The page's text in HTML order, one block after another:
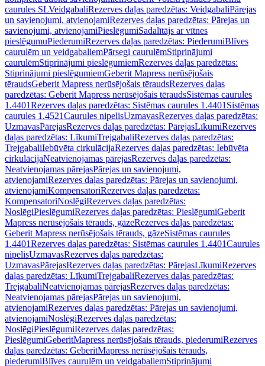
caurules SLVeidgabaliRezerves daļas paredzētas: VeidgabaliPārejas
un savienojumi, atvienojamiRezerves daļas paredzētas: Pārejas un
savienojumi, atvienojamiPieslēgumiSadalītājs ar vītnes
pieslēgumuPiederumiRezerves daļas paredzētas: PiederumiBlīves
caurulēm un veidgabaliemPārsegi caurulēmStiprinājumi
caurulēmStiprinājumi pieslēgumiemRezerves daļas paredzētas:
Stiprinājumi pieslēgumiemGeberit Mapress nerūsējošais
tēraudsGeberit Mapress nerūsējošais tēraudsRezerves daļas
paredzētas: Geberit Mapress nerūsējošais tēraudsSistēmas caurules
1.4401Rezerves daļas paredzētas: Sistēmas caurules 1.4401 Sistēmas
caurules 1.4521Caurules nipelisUzmavasRezerves daļas paredzētas:
UzmavasPārejasRezerves daļas paredzētas: PārejasLīkumiRezerves
daļas paredzētas: LīkumiTrejgabaliRezerves daļas paredzētas:
TrejgabaliIebūvēta cirkulācijaRezerves daļas paredzētas: Iebūvēta
cirkulācijaNeatvienojamas pārejasRezerves daļas paredzētas:
Neatvienojamas pārejasPārejas un savienojumi,
atvienojamiRezerves daļas paredzētas: Pārejas un savienojumi,
atvienojamiKompensatoriRezerves daļas paredzētas:
KompensatoriNoslēgiRezerves daļas paredzētas:
NoslēgiPieslēgumiRezerves daļas paredzētas: PieslēgumiGeberit
Mapress nerūsējošais tērauds, gāzeRezerves daļas paredzētas:
Geberit Mapress nerūsējošais tērauds, gāzeSistēmas caurules
1.4401Rezerves daļas paredzētas: Sistēmas caurules 1.4401Caurules
nipelisUzmavasRezerves daļas paredzētas:
UzmavasPārejasRezerves daļas paredzētas: PārejasLīkumiRezerves
daļas paredzētas: LīkumiTrejgabaliRezerves daļas paredzētas:
TrejgabaliNeatvienojamas pārejasRezerves daļas paredzētas:
Neatvienojamas pārejasPārejas un savienojumi,
atvienojamiRezerves daļas paredzētas: Pārejas un savienojumi,
atvienojamiNoslēgiRezerves daļas paredzētas:
NoslēgiPieslēgumiRezerves daļas paredzētas:
PieslēgumiGeberitMapress nerūsējošais tērauds, piederumiRezerves
daļas paredzētas: GeberitMapress nerūsējošais tērauds,
piederumiBlīves caurulēm un veidgabaliemStiprinājumi